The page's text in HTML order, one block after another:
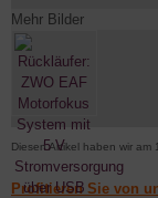
Mehr Bilder
Diesen Artikel haben wir
Profitieren Sie von